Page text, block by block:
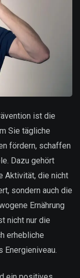
ist die
Sie tägliche
fördern, schaffen
Dazu gehört
Aktivität, die nicht
sondern auch die
Ernährung
nicht nur die
erhebliche
Energieniveau.